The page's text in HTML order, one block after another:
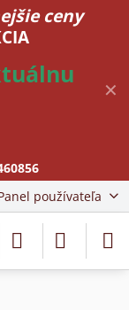
✕
ceny
používateľa